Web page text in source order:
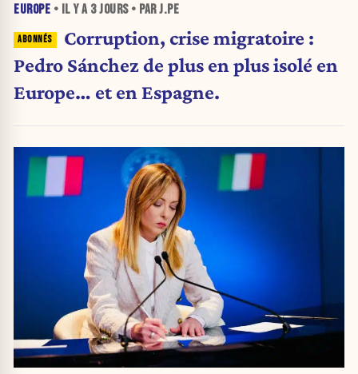
EUROPE • IL Y A 3 JOURS• PAR J.PE
Corruption, crise migratoire :
Pedro Sánchez de plus en plus isolé en
Europe… et en Espagne.